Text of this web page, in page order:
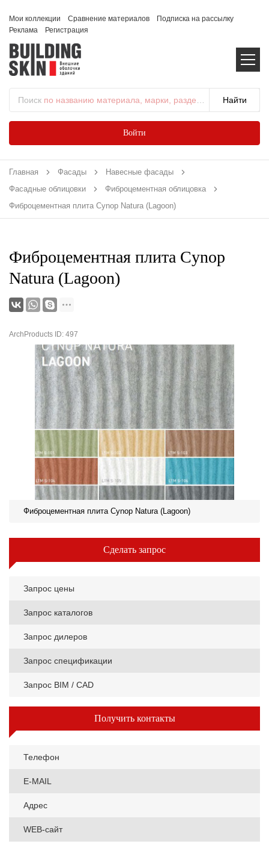
Мои коллекции Сравнение материалов
Подписка на рассылку
Реклама
Регистрация
Поиск по названию материала, марки, раздела...
Войти
Главная Фасады
Навесные фасады
Фасадные облицовки
Фиброцементная облицовка
Фиброцементная плита Cynop Natura (Lagoon)
Фиброцементная плита Cynop
Natura (Lagoon)
ArchProducts ID: 497
Фиброцементная плита Cynop Natura (Lagoon)
Сделать запрос
Запрос цены
Запрос каталогов
Запрос дилеров
Запрос спецификации
Запрос BIM / CAD
Получить контакты
Телефон
E-MAIL
Адрес
WEB-сайт